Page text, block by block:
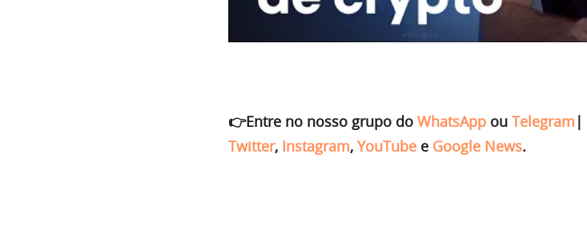
👉Entre no nosso grupo do WhatsApp ou Telegram |
Twitter, Instagram, YouTube e Google News.